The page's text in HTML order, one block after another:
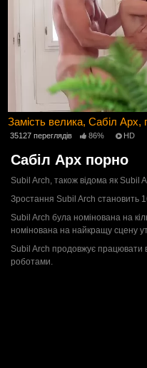
Замість велика, Сабіл Арх,
35127 переглядів 86% HD
Сабіл Арх порно
Subil Arch, також відома як Subil
Зростання Subil Arch становить
Subil Arch була номінована на
номінована на найкращу сцену
Subil Arch продовжує працювати в
роботами.